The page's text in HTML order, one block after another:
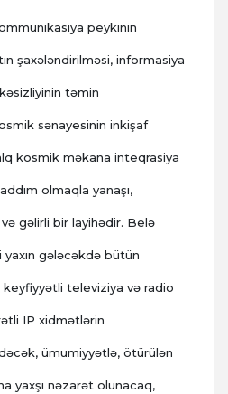
peykinin
şaxələndirilməsi, informasiya
təmin
sənayesinin inkişaf
kosmik məkana inteqrasiya
olmaqla yanaşı,
gəlirli bir layihədir. Belə
yaxın gələcəkdə bütün
televiziya və radio
IP xidmətlərin
ümumiyyətlə, ötürülən
yaxşı nəzarət olunacaq,